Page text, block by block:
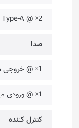
2× @ USB 2.0 – Type-A
صدا
1× @ خروجی هدفون
1× @ ورودی میکروفون
کنترل کننده